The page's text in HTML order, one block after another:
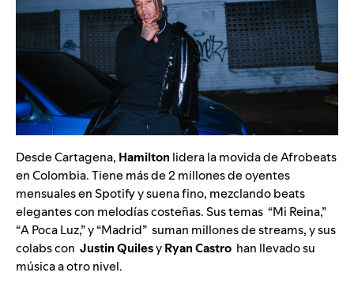
Desde Cartagena, Hamilton lidera la movida de Afrobeats
en Colombia. Tiene más de 2 millones de oyentes
mensuales en Spotify y suena fino, mezclando beats
elegantes con melodías costeñas. Sus temas “Mi Reina,”
“A Poca Luz,” y “Madrid” suman millones de streams, y sus
colabs con Justin QuilesyRyan Castro han llevado su
música a otro nivel.